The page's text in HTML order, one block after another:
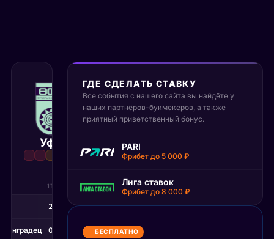
Уфа
11 июля 2026
15:00 МСК
3:0
Матч завершён
1Т
2 1
0
ГДЕ СДЕЛАТЬ СТАВКУ
Все события с нашего сайта вы найдёте у
наших партнёров-букмекеров, а также
приятный приветственный бонус.
PARI
Фрибет до 5 000 ₽
Лига ставок
Фрибет до 8 000 ₽
БЕСПЛАТНО